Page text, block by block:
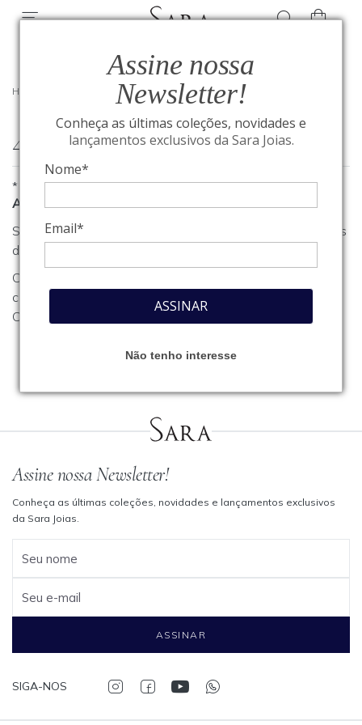
Assine nossa
Newsletter!
Conheça as últimas coleções, novidades e
lançamentos exclusivos da Sara Joias.
Nome*
Email*
ASSINAR
Não tenho interesse
HOME
404
*
A página que você procura não foi encontrada
Se você estava procurando algum produto, clique em um dos
departamentos ou seções no menu acima.
Caso necessite de outro tipo de informação, entre em
contato com o nosso atendimento através do nosso
Conosco
Assine nossa Newsletter!
Conheça as últimas coleções, novidades e lançamentos exclusivos
da Sara Joias.
Seu nome
Seu e-mail
ASSINAR
SIGA-NOS